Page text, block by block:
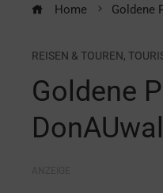
Home Goldene
REISEN & TOUREN,
Goldene